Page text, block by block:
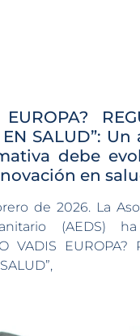
EN SALUD”:
debe
en
de 2026. La
(AEDS)
VADIS EUROPA?